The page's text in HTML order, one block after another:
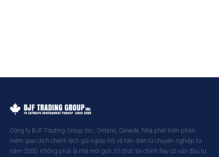
Công ty BJF Trading Group Inc., Ontario, Canada. Nhà phát triển phần
mềm giao dịch chênh lệch giá ngoại hối và tiền điện tử chuyên nghiệp từ
năm 2000. Không phải là nhà môi giới, tổ chức tài chính hay cố vấn đầu tư